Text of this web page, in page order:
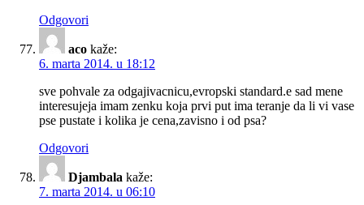
Odgovori
aco kaže:
6. marta 2014. u 18:12
sve pohvale za odgajivacnicu,evropski standard.e sad mene
interesujeja imam zenku koja prvi put ima teranje da li vi vase
pse pustate i kolika je cena,zavisno i od psa?
Odgovori
Djambala kaže:
7. marta 2014. u 06:10